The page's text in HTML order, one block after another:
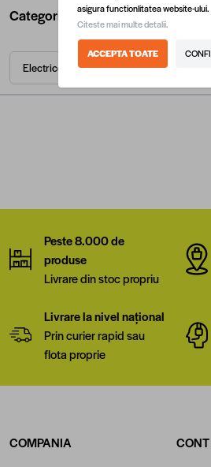
Categorii utile
Electrice Protectie Protectie
Peste 8.000 de
produse
Livrare din stoc propriu
Livrare la nivel național
Prin curier rapid sau
flota proprie
COMPANIA
asigura functionlitatea website-ului.
Citeste mai multe detalii.
ACCEPTA TOATE